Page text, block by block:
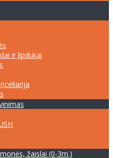
ir lipdukai
žaislai (0-3m.)